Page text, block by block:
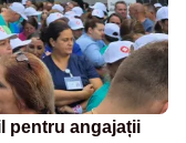
pentru angajații